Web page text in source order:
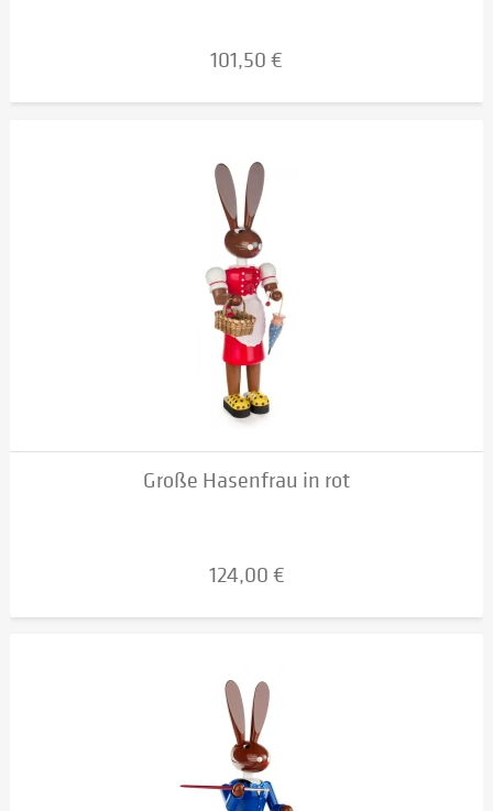
101,50 €
Große Hasenfrau in rot
124,00 €